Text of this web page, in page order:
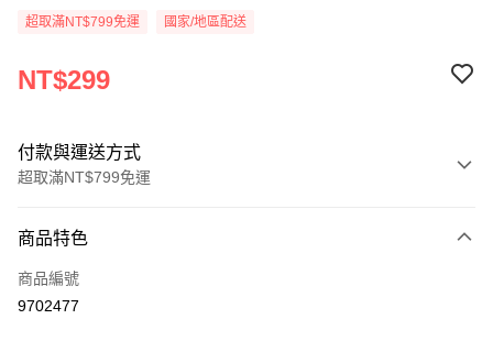
超取滿NT$799免運 國家/地區配送
NT$299
付款與運送方式
超取滿NT$799免運
信用卡一次付款
超商取貨付款
商品特色
商品編號
9702477